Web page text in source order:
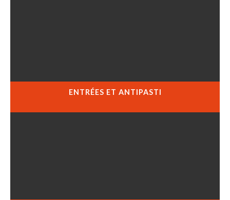
ENTRÉES ET ANTIPASTI